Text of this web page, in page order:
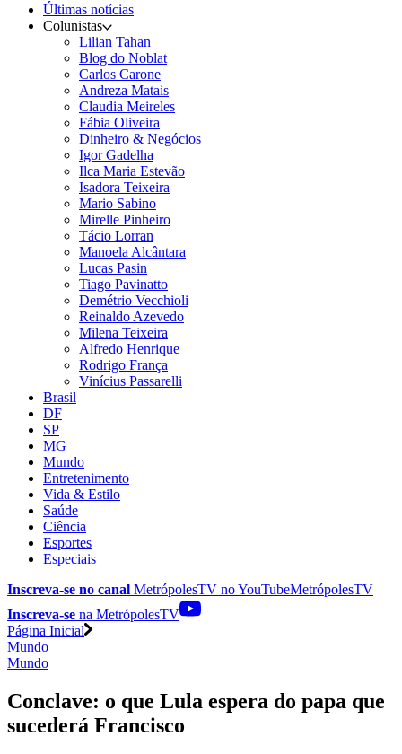
Últimas notícias
Colunistas
Lilian Tahan
Blog do Noblat
Carlos Carone
Andreza Matais
Claudia Meireles
Fábia Oliveira
Dinheiro & Negócios
Igor Gadelha
Ilca Maria Estevão
Isadora Teixeira
Mario Sabino
Mirelle Pinheiro
Tácio Lorran
Manoela Alcântara
Lucas Pasin
Tiago Pavinatto
Demétrio Vecchioli
Reinaldo Azevedo
Milena Teixeira
Alfredo Henrique
Rodrigo França
Vinícius Passarelli
Brasil
DF
SP
MG
Mundo
Entretenimento
Vida & Estilo
Saúde
Ciência
Esportes
Especiais
Inscreva-se no canal MetrópolesTV noYouTubeMetrópolesTV
Inscreva-se na MetrópolesTV
Página Inicial
Mundo
Mundo
Conclave: o que Lula espera do papa que
sucederá Francisco